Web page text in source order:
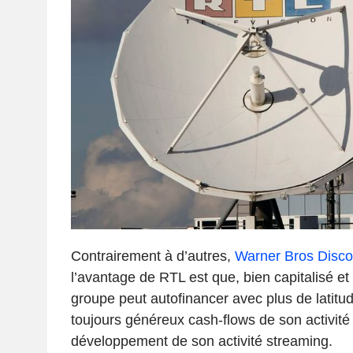
Contrairement à d’autres, Warner Bros
l’avantage de RTL est que, bien capitalisé
groupe peut autofinancer avec plus de
toujours généreux cash-flows de son
développement de son activité streaming.